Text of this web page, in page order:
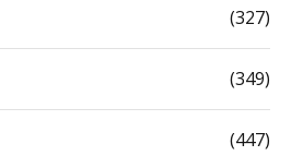
(327)
(349)
(447)